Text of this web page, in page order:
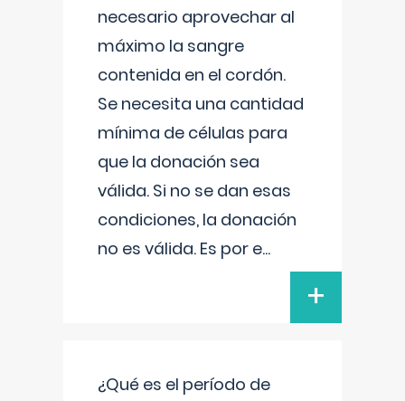
necesario aprovechar al
máximo la sangre
contenida en el cordón.
Se necesita una cantidad
mínima de células para
que la donación sea
válida. Si no se dan esas
condiciones, la donación
no es válida. Es por e...
+
¿Qué es el período de